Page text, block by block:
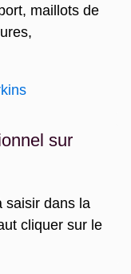
maillots de
sur
saisir dans la
cliquer sur le